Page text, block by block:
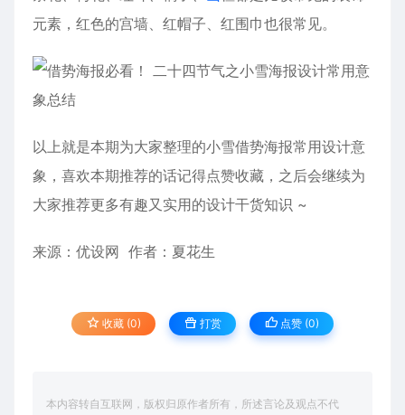
元素， 红色的宫墙、红帽子、红围巾也很常见。
以上就是本期为大家整理的小雪借势海报常用设计意
象，喜欢本期推荐的话记得点赞收藏，之后会继续为
大家推荐更多有趣又实用的设计干货知识 ~
来源： 优设网 作者： 夏花生
收藏 (0) 打赏 点赞 (0)
本内容转自互联网，版权归原作者所有，所述言论及观点不代